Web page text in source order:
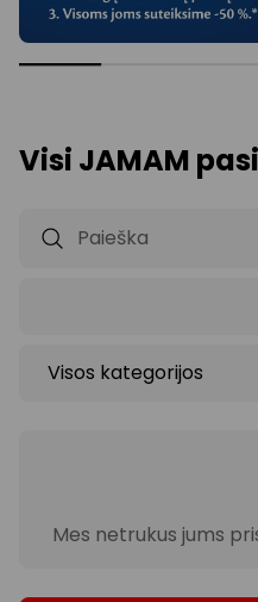
Visi JAMAM
Mes netrukus jums